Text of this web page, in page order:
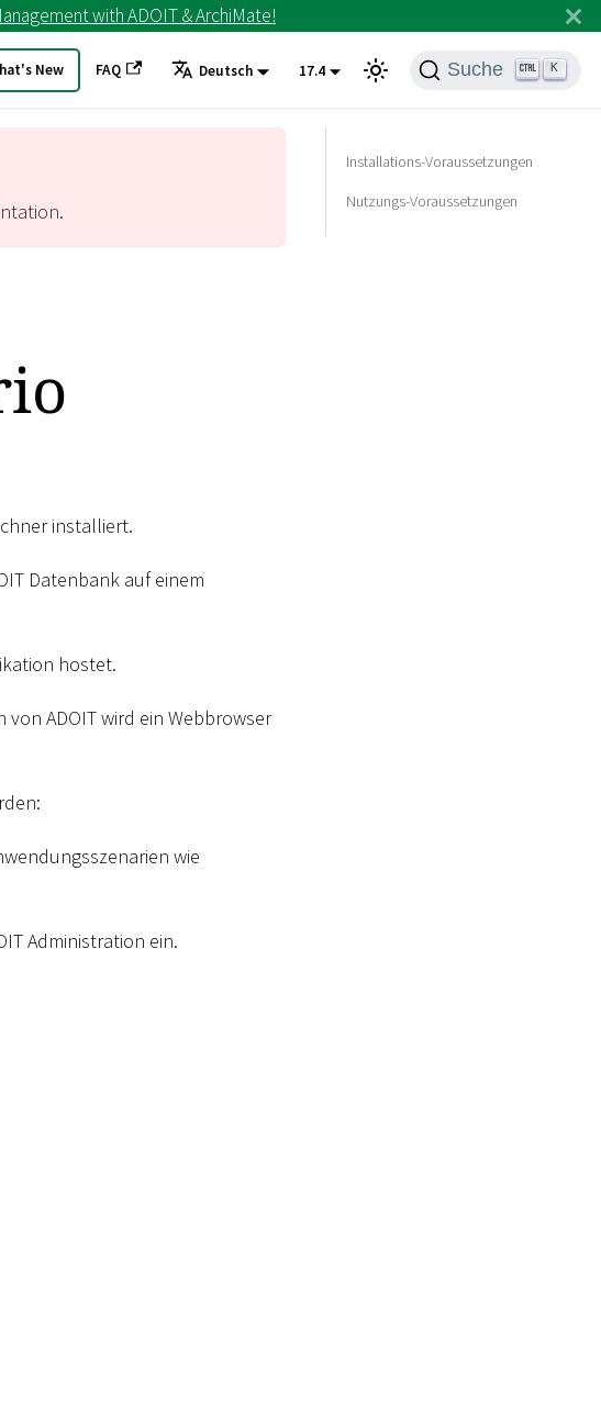
with ADOIT & ArchiMate!
New FAQ Deutsch 17.4 Suche K
installiert.
Datenbank auf einem
hostet.
ADOIT wird ein Webbrowser
wie
Administration ein.
Installations-Voraussetzungen
Nutzungs-Voraussetzungen